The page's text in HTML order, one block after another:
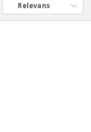
Relevans